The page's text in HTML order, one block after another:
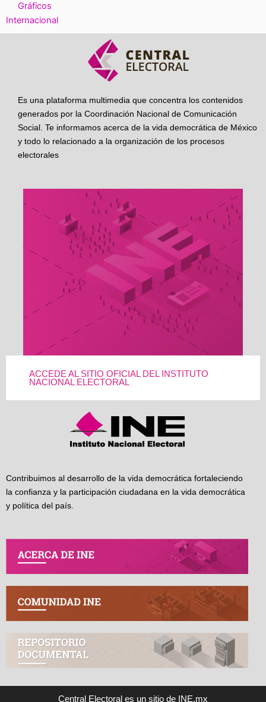
Gráficos
Internacional
Es una plataforma multimedia que concentra los contenidos
generados por la Coordinación Nacional de Comunicación
Social. Te informamos acerca de la vida democrática de México
y todo lo relacionado a la organización de los procesos
electorales
ACCEDE AL SITIO OFICIAL DEL INSTITUTO
NACIONAL ELECTORAL
Contribuimos al desarrollo de la vida democrática fortaleciendo
la confianza y la participación ciudadana en la vida democrática
y política del país.
Central Electoral es un sitio de INE.mx